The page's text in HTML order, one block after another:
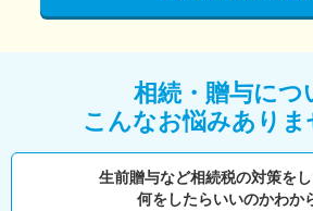
相続・贈与につ
こんなお悩みありま
生前贈与など相続税の対策をし
何をしたらいいのかわか